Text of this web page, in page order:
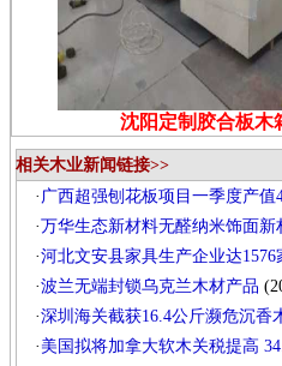
沈阳定制胶合板木
相关木业新闻链接>>
· 广西超强刨花板项目一季度产值
·万华生态新材料无醛纳米饰面新
·河北文安县家具生产企业达1576
·波兰无端封锁乌克兰木材产品
·深圳海关截获16.4公斤濒危沉香
· 美国拟将加拿大软木关税提高